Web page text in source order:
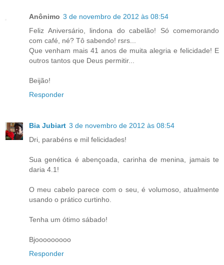
Anônimo 3 de novembro de 2012 às 08:54
Feliz Aniversário, lindona do cabelão! Só comemorando
com café, né? Tô sabendo! rsrs...
Que venham mais 41 anos de muita alegria e felicidade! E
outros tantos que Deus permitir...
Beijão!
Responder
Bia Jubiart 3 de novembro de 2012 às 08:54
Dri, parabéns e mil felicidades!
Sua genética é abençoada, carinha de menina, jamais te
daria 4.1!
O meu cabelo parece com o seu, é volumoso, atualmente
usando o prático curtinho.
Tenha um ótimo sábado!
Bjooooooooo
Responder